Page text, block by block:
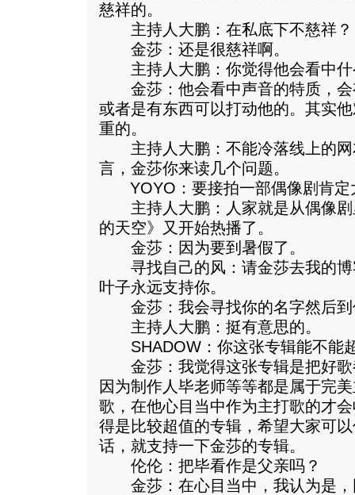
慈祥的。
主持人大鹏：在私底下不慈祥？
金莎：还是很慈祥啊。
主持人大鹏：你觉得他会看中什
金莎：他会看中声音的特质，会
或者是有东西可以打动他的。其实
重的。
主持人大鹏：不能冷落线上的网
言，金莎你来读几个问题。
YOYO：要接拍一部偶像剧肯定
主持人大鹏：人家就是从偶像剧
的天空》又开始热播了。
金莎：因为要到暑假了。
寻找自己的风：请金莎去我的博
叶子永远支持你。
金莎：我会寻找你的名字然后到
主持人大鹏：挺有意思的。
SHADOW：你这张专辑能不能
金莎：我觉得这张专辑是把好歌
因为制作人毕老师等等都是属于完
歌，在他心目当中作为主打歌的才
得是比较超值的专辑，希望大家可
话，就支持一下金莎的专辑。
伦伦：把毕看作是父亲吗？
金莎：在心目当中，我认为是，